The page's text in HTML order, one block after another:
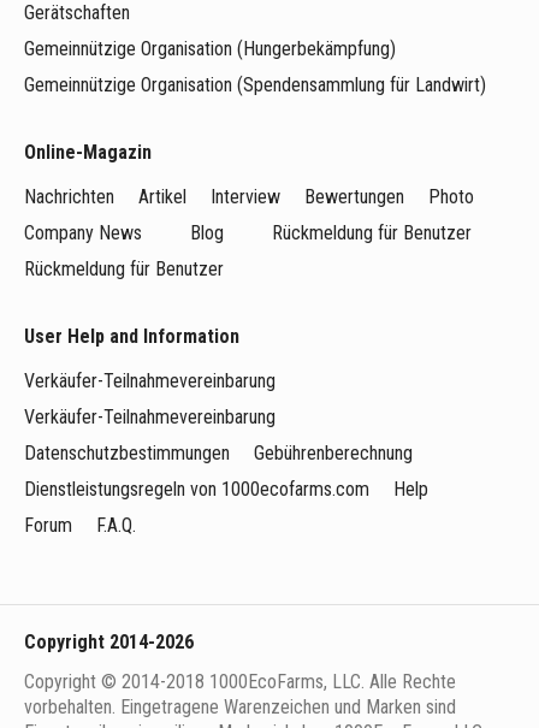
Gerätschaften
Gemeinnützige Organisation (Hungerbekämpfung)
Gemeinnützige Organisation (Spendensammlung für Landwirt)
Online-Magazin
Nachrichten
Artikel Interview Bewertungen
Photo
Company News
Blog
Rückmeldung für Benutzer
Rückmeldung für Benutzer
User Help and Information
Verkäufer-Teilnahmevereinbarung
Verkäufer-Teilnahmevereinbarung
Datenschutzbestimmungen
Gebührenberechnung
Dienstleistungsregeln von 1000ecofarms.com
Help
Forum
F.A.Q.
Copyright 2014-2026
Copyright © 2014-2018 1000EcoFarms, LLC. Alle Rechte
vorbehalten. Eingetragene Warenzeichen und Marken sind